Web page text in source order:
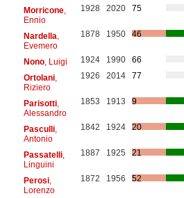
Morricone,
Ennio
1928 2020 75
Nardella
Evemero
1878 1950 46
Nono, Luigi 1924 1990
66
Ortolani,
Riziero
1926 2014 77
Parisotti,
Alessandro
1853 1913 9
Pasculli,
Antonio
1842 1924 20
Passatelli,
Linguini
1887 1925 21
Perosi,
Lorenzo
1872 1956 52